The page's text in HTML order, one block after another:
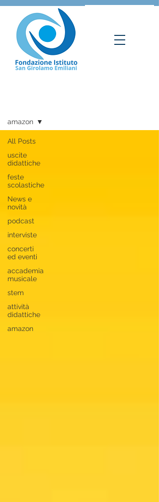
All Posts
uscite
didattiche
feste
scolastiche
News e
novità
podcast
interviste
concerti
ed eventi
accademia
musicale
stem
attività
didattiche
amazon
amazon